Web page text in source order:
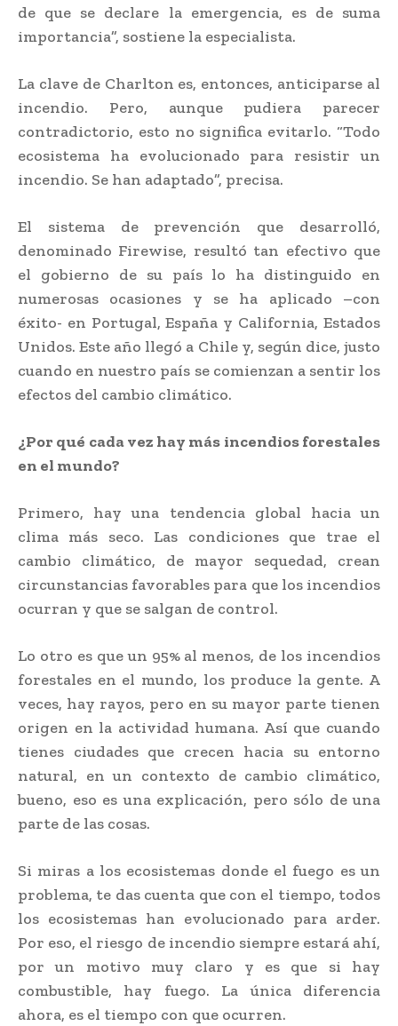
de que se declare la emergencia, es de suma
importancia”, sostiene la especialista.
La clave de Charlton es, entonces, anticiparse al
incendio. Pero, aunque pudiera parecer
contradictorio, esto no significa evitarlo. “Todo
ecosistema ha evolucionado para resistir un
incendio. Se han adaptado”, precisa.
El sistema de prevención que desarrolló,
denominado Firewise, resultó tan efectivo que
el gobierno de su país lo ha distinguido en
numerosas ocasiones y se ha aplicado –con
éxito- en Portugal, España y California, Estados
Unidos. Este año llegó a Chile y, según dice, justo
cuando en nuestro país se comienzan a sentir los
efectos del cambio climático.
¿Por qué cada vez hay más incendios forestales
en el mundo?
Primero, hay una tendencia global hacia un
clima más seco. Las condiciones que trae el
cambio climático, de mayor sequedad, crean
circunstancias favorables para que los incendios
ocurran y que se salgan de control.
Lo otro es que un 95% al menos, de los incendios
forestales en el mundo, los produce la gente. A
veces, hay rayos, pero en su mayor parte tienen
origen en la actividad humana. Así que cuando
tienes ciudades que crecen hacia su entorno
natural, en un contexto de cambio climático,
bueno, eso es una explicación, pero sólo de una
parte de las cosas.
Si miras a los ecosistemas donde el fuego es un
problema, te das cuenta que con el tiempo, todos
los ecosistemas han evolucionado para arder.
Por eso, el riesgo de incendio siempre estará ahí,
por un motivo muy claro y es que si hay
combustible, hay fuego. La única diferencia
ahora, es el tiempo con que ocurren.